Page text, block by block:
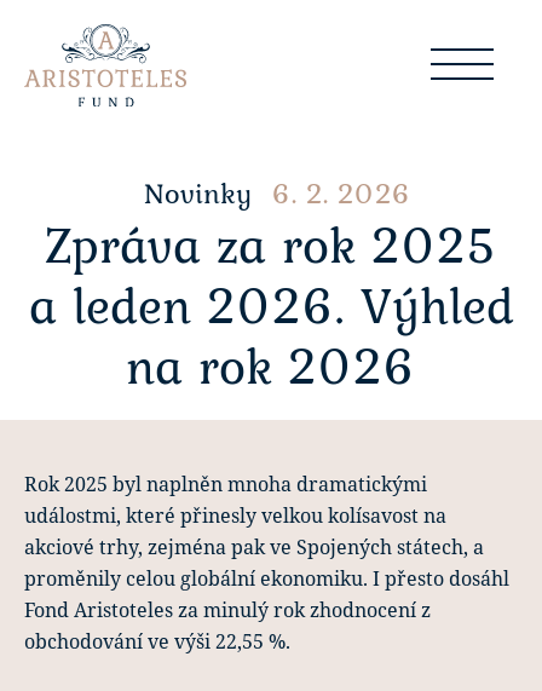
Novinky 6. 2. 2026
Zpráva za rok 2025
a leden 2026. Výhled
na rok 2026
Rok 2025 byl naplněn mnoha dramatickými
událostmi, které přinesly velkou kolísavost na
akciové trhy, zejména pak ve Spojených státech, a
proměnily celou globální ekonomiku. I přesto dosáhl
Fond Aristoteles za minulý rok zhodnocení z
obchodování ve výši 22,55 %.